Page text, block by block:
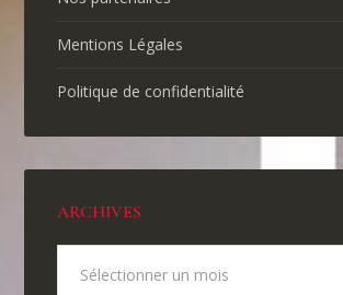
Mentions Légales
Politique de confidentialité
ARCHIVES